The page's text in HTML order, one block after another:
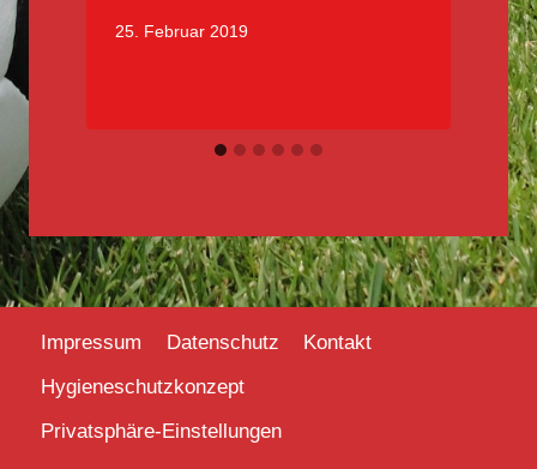
25. Februar 2019
Impressum Datenschutz
Kontakt
Hygieneschutzkonzept
Privatsphäre-Einstellungen